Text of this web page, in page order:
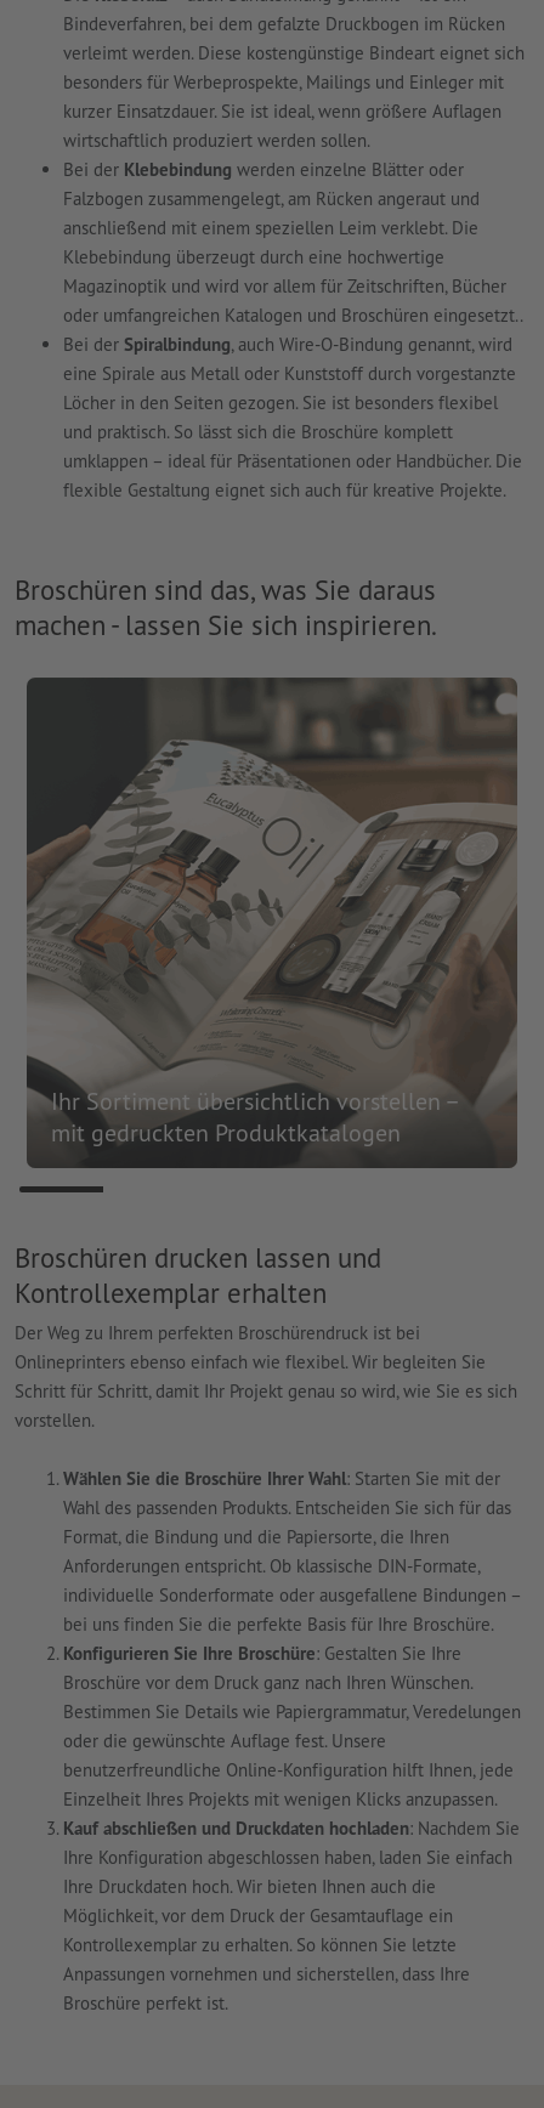
Bindeverfahren, bei dem gefalzte Druckbogen im Rücken
verleimt werden. Diese kostengünstige Bindeart eignet sich
besonders für Werbeprospekte, Mailings und Einleger mit
kurzer Einsatzdauer. Sie ist ideal, wenn größere Auflagen
wirtschaftlich produziert werden sollen.
Bei der Klebebindung werden einzelne Blätter oder
Falzbogen zusammengelegt, am Rücken angeraut und
anschließend mit einem speziellen Leim verklebt. Die
Klebebindung überzeugt durch eine hochwertige
Magazinoptik und wird vor allem für Zeitschriften, Bücher
oder umfangreichen Katalogen und Broschüren eingesetzt..
Bei der Spiralbindung, auch Wire-O-Bindung genannt, wird
eine Spirale aus Metall oder Kunststoff durch vorgestanzte
Löcher in den Seiten gezogen. Sie ist besonders flexibel
und praktisch. So lässt sich die Broschüre komplett
umklappen – ideal für Präsentationen oder Handbücher. Die
flexible Gestaltung eignet sich auch für kreative Projekte.
Broschüren sind das, was Sie daraus
machen - lassen Sie sich inspirieren.
Ihr Sortiment übersichtlich vorstellen –
mit gedruckten Produktkatalogen
Broschüren drucken lassen und
Kontrollexemplar erhalten
Der Weg zu Ihrem perfekten Broschürendruck ist bei
Onlineprinters ebenso einfach wie flexibel. Wir begleiten Sie
Schritt für Schritt, damit Ihr Projekt genau so wird, wie Sie es sich
vorstellen.
Wählen Sie die Broschüre Ihrer Wahl: Starten Sie mit der
Wahl des passenden Produkts. Entscheiden Sie sich für das
Format, die Bindung und die Papiersorte, die Ihren
Anforderungen entspricht. Ob klassische DIN-Formate,
individuelle Sonderformate oder ausgefallene Bindungen –
bei uns finden Sie die perfekte Basis für Ihre Broschüre.
Konfigurieren Sie Ihre Broschüre: Gestalten Sie Ihre
Broschüre vor dem Druck ganz nach Ihren Wünschen.
Bestimmen Sie Details wie Papiergrammatur, Veredelungen
oder die gewünschte Auflage fest. Unsere
benutzerfreundliche Online-Konfiguration hilft Ihnen, jede
Einzelheit Ihres Projekts mit wenigen Klicks anzupassen.
Kauf abschließen und Druckdaten hochladen: Nachdem Sie
Ihre Konfiguration abgeschlossen haben, laden Sie einfach
Ihre Druckdaten hoch. Wir bieten Ihnen auch die
Möglichkeit, vor dem Druck der Gesamtauflage ein
Kontrollexemplar zu erhalten. So können Sie letzte
Anpassungen vornehmen und sicherstellen, dass Ihre
Broschüre perfekt ist.